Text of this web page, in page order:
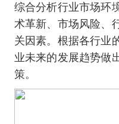
综合分析行业市场环
术革新、市场风险、
关因素。根据各行业
业未来的发展趋势做
策。